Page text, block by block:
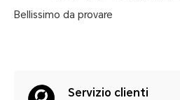
Bellissimo da provare
Servizio clienti